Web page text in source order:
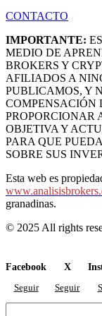
CONTACTO
IMPORTANTE:
MEDIO DE
BROKERS Y
AFILIADOS A
PUBLICAMOS, Y
COMPENSACIÓN
PROPORCIONAR
OBJETIVA Y
PARA QUE
SOBRE SUS
Esta web es
granadinas.
© 2025 All rights
Facebook
Seguir
X
Seguir